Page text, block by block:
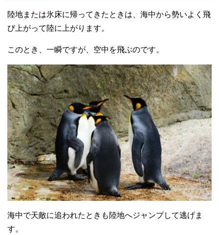
陸地または氷床に帰ってきたときは、海中から勢いよく飛
び上がって陸に上がります。
このとき、一瞬ですが、空中を飛ぶのです。
海中で天敵に追われたときも陸地へジャンプして逃げま
す。